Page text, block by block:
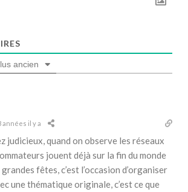
ancien
années il y a
judicieux, quand on observe les réseaux
jouent déjà sur la fin du monde
fêtes, c’est l’occasion d’organiser
une thématique originale, c’est ce que